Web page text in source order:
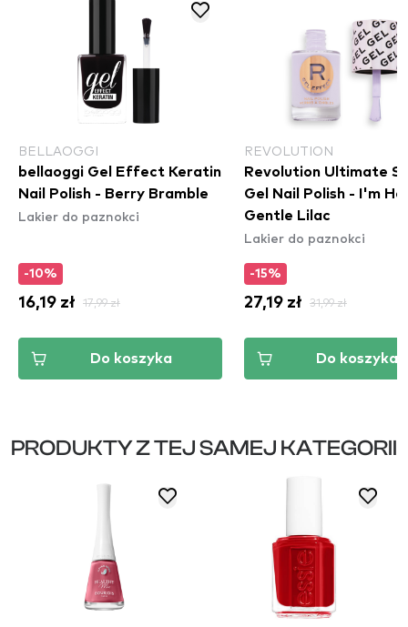
BELLAOGGI
bellaoggi Gel Effect Keratin
Nail Polish - Berry Bramble
Lakier do paznokci
-10%
16,19 zł 17,99 zł
Do koszyka
REVOLUTION
Revolution Ultimate
Gel Nail Polish - I'm
Gentle Lilac
Lakier do paznokci
-15%
27,19 zł 31,99 zł
Do koszyka
PRODUKTY Z TEJ SAMEJ KATEGORII